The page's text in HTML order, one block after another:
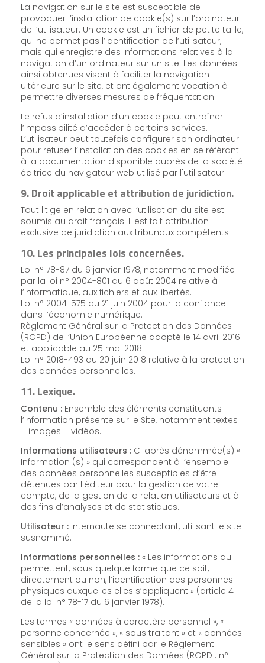
La navigation sur le site est susceptible de
provoquer l’installation de cookie(s) sur l’ordinateur
de l’utilisateur. Un cookie est un fichier de petite taille,
qui ne permet pas l’identification de l’utilisateur,
mais qui enregistre des informations relatives à la
navigation d’un ordinateur sur un site. Les données
ainsi obtenues visent à faciliter la navigation
ultérieure sur le site, et ont également vocation à
permettre diverses mesures de fréquentation.
Le refus d’installation d’un cookie peut entraîner
l’impossibilité d’accéder à certains services.
L’utilisateur peut toutefois configurer son ordinateur
pour refuser l’installation des cookies en se référant
à la documentation disponible auprès de la société
éditrice du navigateur web utilisé par l'utilisateur.
9. Droit applicable et attribution de juridiction.
Tout litige en relation avec l’utilisation du site est
soumis au droit français. Il est fait attribution
exclusive de juridiction aux tribunaux compétents.
10. Les principales lois concernées.
Loi n° 78-87 du 6 janvier 1978, notamment modifiée
par la loi n° 2004-801 du 6 août 2004 relative à
l’informatique, aux fichiers et aux libertés.
Loi n° 2004-575 du 21 juin 2004 pour la confiance
dans l’économie numérique.
Règlement Général sur la Protection des Données
(RGPD) de l’Union Européenne adopté le 14 avril 2016
et applicable au 25 mai 2018.
Loi n° 2018-493 du 20 juin 2018 relative à la protection
des données personnelles.
11. Lexique.
Contenu : Ensemble des éléments constituants
l’information présente sur le Site, notamment textes
– images – vidéos.
Informations utilisateurs : Ci après dénommée(s) «
Information (s) » qui correspondent à l’ensemble
des données personnelles susceptibles d’être
détenues par l'éditeur pour la gestion de votre
compte, de la gestion de la relation utilisateurs et à
des fins d’analyses et de statistiques.
Utilisateur : Internaute se connectant, utilisant le site
susnommé.
Informations personnelles : « Les informations qui
permettent, sous quelque forme que ce soit,
directement ou non, l’identification des personnes
physiques auxquelles elles s’appliquent » (article 4
de la loi n° 78-17 du 6 janvier 1978).
Les termes « données à caractère personnel », «
personne concernée », « sous traitant » et « données
sensibles » ont le sens défini par le Règlement
Général sur la Protection des Données (RGPD : n°